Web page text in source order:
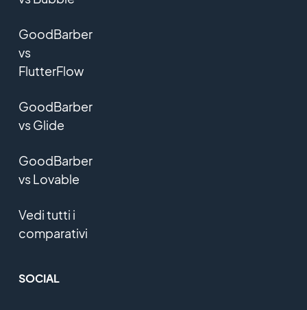
GoodBarber
vs
FlutterFlow
GoodBarber
vs Glide
GoodBarber
vs Lovable
Vedi tutti i
comparativi
SOCIAL